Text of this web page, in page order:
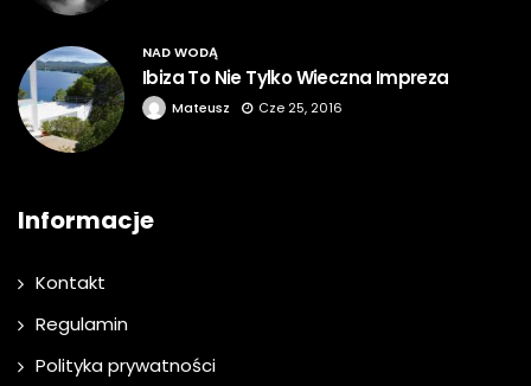
NAD WODĄ
Ibiza To Nie Tylko Wieczna Impreza
Mateusz Cze 25, 2016
Informacje
Kontakt
Regulamin
Polityka prywatności